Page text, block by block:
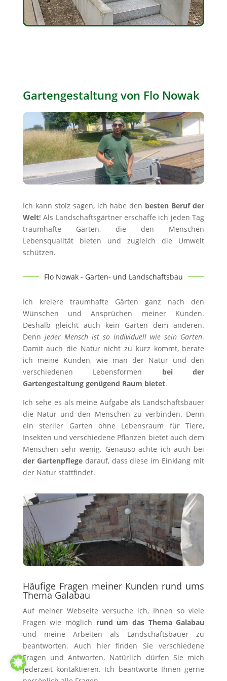
Gartengestaltung von Flo Nowak
Ich kann stolz sagen, ich habe den besten Beruf der
Welt! Als Landschaftsgärtner erschaffe ich jeden Tag
traumhafte Gärten, die den Menschen
Lebensqualität bieten und zugleich die Umwelt
schützen.
Flo Nowak - Garten- und Landschaftsbau
Ich kreiere traumhafte Gärten ganz nach den
Wünschen und Ansprüchen meiner Kunden.
Deshalb gleicht auch kein Garten dem anderen.
Denn jeder Mensch ist so individuell wie sein Garten.
Damit auch die Natur nicht zu kurz kommt, berate
ich meine Kunden, wie man der Natur und den
verschiedenen Lebensformen bei der
Gartengestaltung genügend Raum bietet.
Ich sehe es als meine Aufgabe als Landschaftsbauer
die Natur und den Menschen zu verbinden. Denn
ein steriler Garten ohne Lebensraum für Tiere,
Insekten und verschiedene Pflanzen bietet auch dem
Menschen sehr wenig. Genauso achte ich auch bei
der Gartenpflegedarauf, dass diese im Einklang mit
der Natur stattfindet.
Häufige Fragen meiner Kunden rund ums
Thema Galabau
Auf meiner Webseite versuche ich, Ihnen so viele
Fragen wie möglich rund um das Thema Galabau
und meine Arbeiten als Landschaftsbauer zu
beantworten. Auch hier finden Sie verschiedene
Fragen und Antworten. Natürlich dürfen Sie mich
jederzeit kontaktieren. Ich beantworte Ihnen gerne